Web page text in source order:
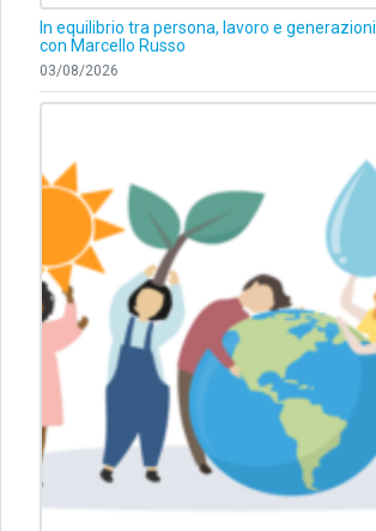
In equilibrio tra persona, lavoro e
con Marcello Russo
03/08/2026